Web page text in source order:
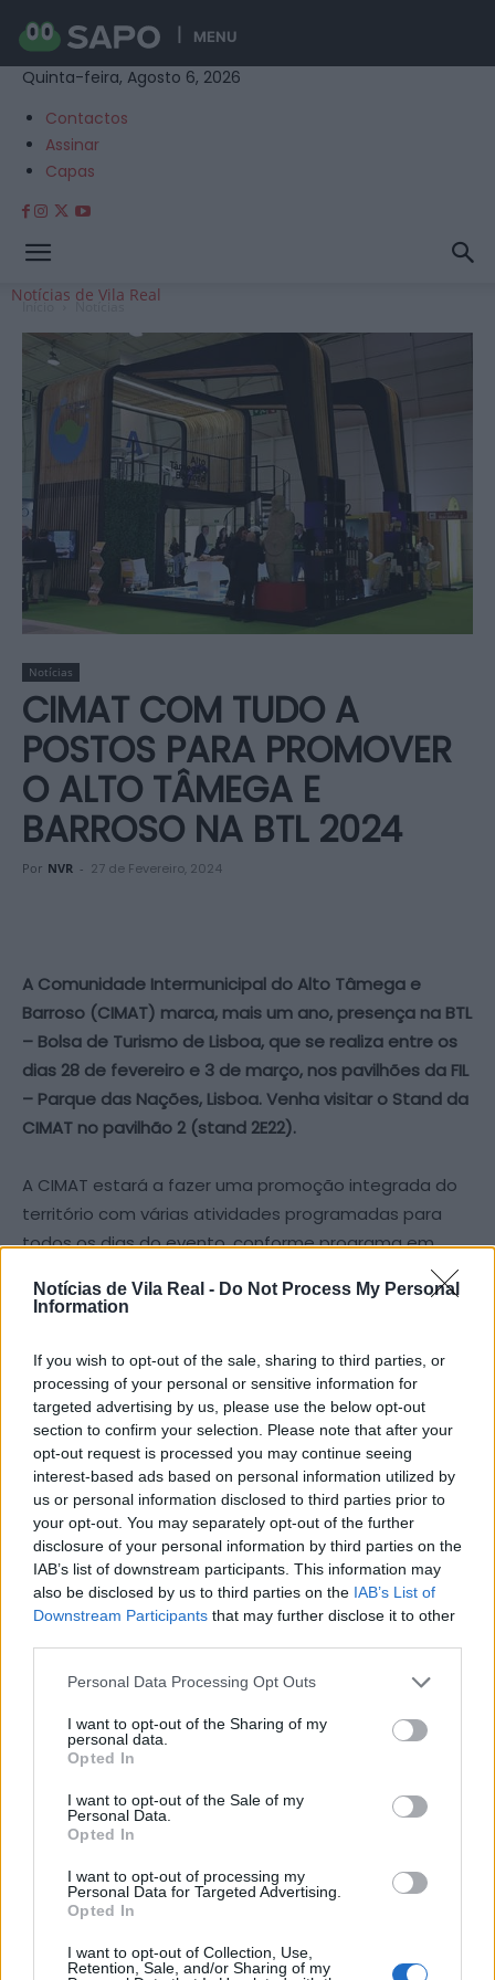
Notícias de Vila Real - Do Not Process My Personal
Information
If you wish to opt-out of the sale, sharing to third parties, or
processing of your personal or sensitive information for
targeted advertising by us, please use the below opt-out
section to confirm your selection. Please note that after your
opt-out request is processed you may continue seeing
interest-based ads based on personal information utilized by
us or personal information disclosed to third parties prior to
your opt-out. You may separately opt-out of the further
disclosure of your personal information by third parties on the
IAB’s list of downstream participants. This information may
also be disclosed by us to third parties on the IAB’s List of
Downstream Participants that may further disclose it to other
Personal Data Processing Opt Outs
I want to opt-out of the Sharing of my
personal data.
Opted In
I want to opt-out of the Sale of my
Personal Data.
Opted In
I want to opt-out of processing my
Personal Data for Targeted Advertising.
Opted In
I want to opt-out of Collection, Use,
Retention, Sale, and/or Sharing of my
MENU
Quinta-feira, Agosto 6, 2026
Contactos
Assinar
Capas
Notícias de Vila Real
Início Notícias
Notícias
CIMAT COM TUDO A
POSTOS PARA PROMOVER
O ALTO TÂMEGA E
BARROSO NA BTL 2024
Por NVR - 27 de Fevereiro, 2024
A Comunidade Intermunicipal do Alto Tâmega e
Barroso (CIMAT) marca, mais um ano, presença na BTL
– Bolsa de Turismo de Lisboa, que se realiza entre os
dias 28 de fevereiro e 3 de março, nos pavilhões da FIL
– Parque das Nações, Lisboa. Venha visitar o Stand da
CIMAT no pavilhão 2 (stand 2E22).
A CIMAT estará a fazer uma promoção integrada do
território com várias atividades programadas para
todos os dias do evento, conforme programa em
anexo, contando com a colaboração de todos os
municípios que a integram – Boticas, Chaves,
Aguiar.
Este ano, para além das atividades referidas, a CIMAT
apresenta-se com uma novidade: a Roda da Sorte.
Durante os cinco dias de promoção haverá dois
momentos (manhã e tarde) destinados a todos os
que se queiram habilitar a ganhar prémios/brindes da
Região. Estes podem ser desde merchandising dos
municipios/CIMAT (canetas, lápis, cadernos, agendas
etc) até vouchers de alojamento, restauração e/ou
experiências no Alto Tâmega e Barroso, bastando,
para tal, dirigirem-se à equipa de técnicos de turismo
sorteio, e descarregarem a aplicação “Visit Alto
Tâmega e Barroso”.
A presença da CIMAT na BTL é uma oportunidade para
dar a conhecer o Território a um público cada vez
mais vasto e diversificado, reforçando a sua posição
como um destino turístico. A participação na feira é
entre os seis municípios, criando sinergias e